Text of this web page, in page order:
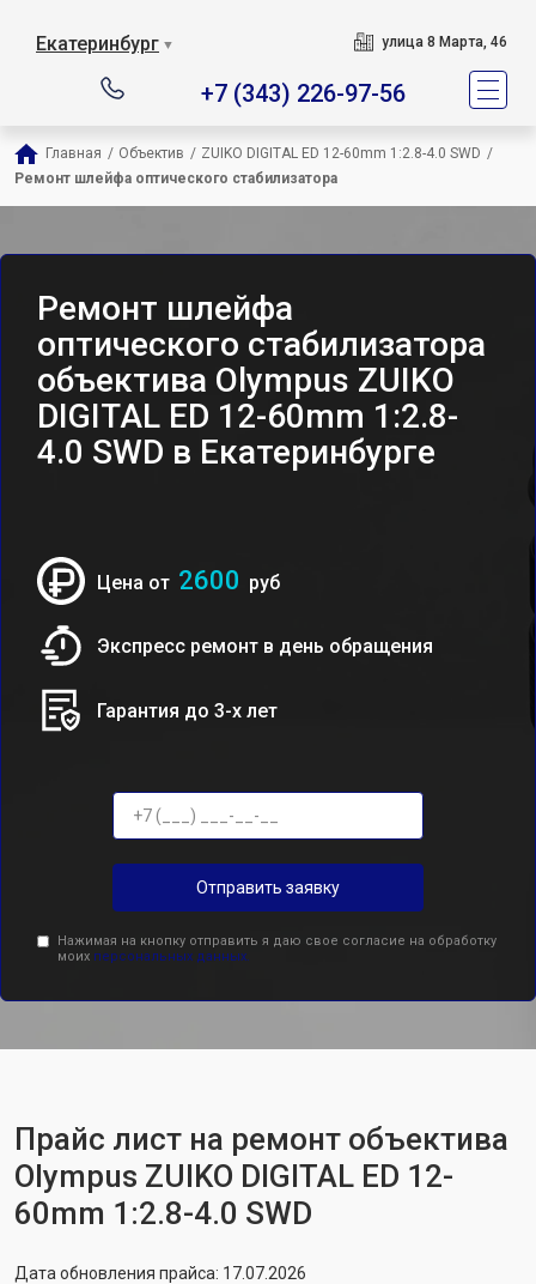
Екатеринбург ▼ улица 8 Марта, 46
+7 (343) 226-97-56
Главная / Объектив / ZUIKO DIGITAL ED 12-60mm 1:2.8-4.0 SWD /
Ремонт шлейфа оптического стабилизатора
Ремонт шлейфа
оптического стабилизатора
объектива Olympus ZUIKO
DIGITAL ED 12-60mm 1:2.8-
4.0 SWD в Екатеринбурге
Цена от 2600 руб
Экспресс ремонт в день обращения
Гарантия до 3-х лет
Отправить заявку
Нажимая на кнопку отправить я даю свое согласие на обработку
моих персональных данных.
Прайс лист на ремонт объектива
Olympus ZUIKO DIGITAL ED 12-
60mm 1:2.8-4.0 SWD
Дата обновления прайса: 17.07.2026